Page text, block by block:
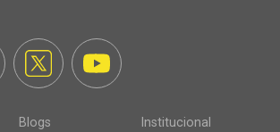
Blogs Institucional